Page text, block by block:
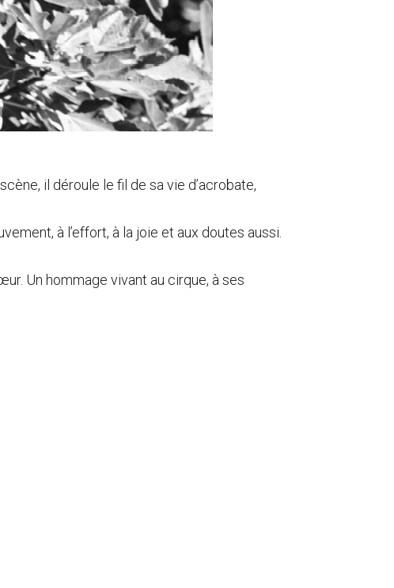
il déroule le fil de sa vie d’acrobate,
à l’effort, à la joie et aux doutes aussi.
Un hommage vivant au cirque, à ses